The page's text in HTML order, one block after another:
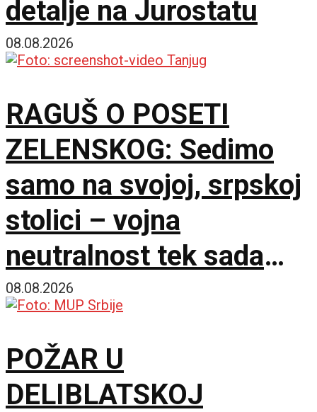
detalje na Jurostatu
08.08.2026
RAGUŠ O POSETI
ZELENSKOG: Sedimo
samo na svojoj, srpskoj
stolici – vojna
neutralnost tek sada
dobija na značaju
08.08.2026
POŽAR U
DELIBLATSKOJ